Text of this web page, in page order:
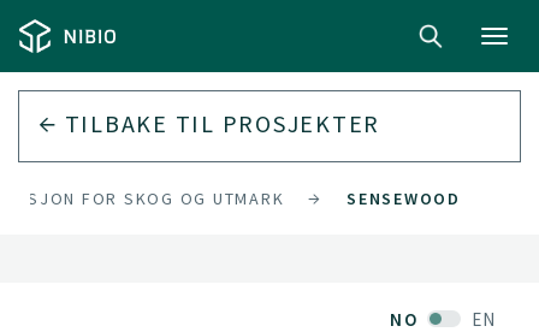
TILBAKE TIL PROSJEKTER
FOR SKOG OG UTMARK SENSEWOOD
NO EN